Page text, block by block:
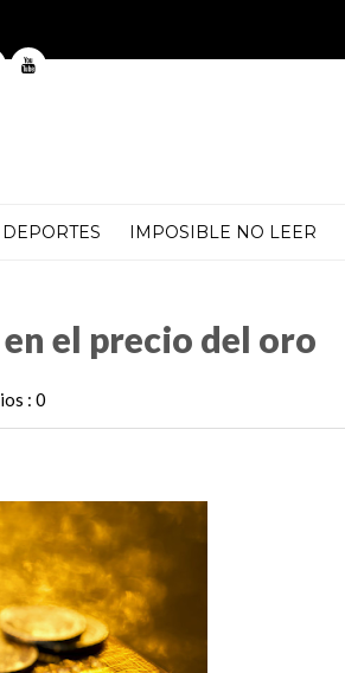
DEPORTES IMPOSIBLE NO LEER
el precio del oro
: 0